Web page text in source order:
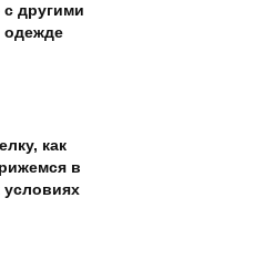
с другими
одежде
как
в